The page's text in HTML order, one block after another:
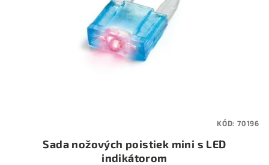
Sada nožových poistiek mini s LED
indikátorom
KÓD: 70196